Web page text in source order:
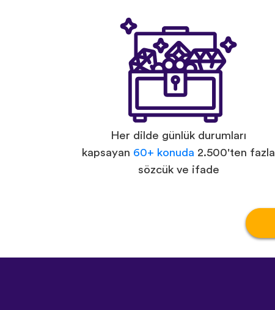
Her dilde günlük durumları
kapsayan 60+ konuda 2.500'ten fazla
sözcük ve ifade